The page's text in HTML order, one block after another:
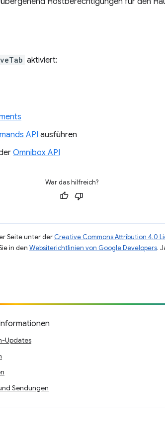
aktiviert:
API ausführen
Omnibox API
War das hilfreich?
Seite unter der Creative Commons Attribution 4.0
in den Websiterichtlinien von Google Developers.
Updates
Sendungen